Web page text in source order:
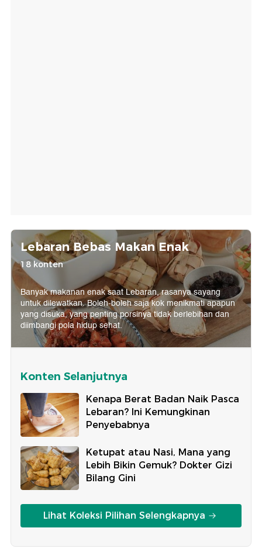
Lebaran Bebas Makan Enak
18 konten
Banyak makanan enak saat Lebaran, rasanya sayang
untuk dilewatkan. Boleh-boleh saja kok menikmati apapun
yang disuka, yang penting porsinya tidak berlebihan dan
diimbangi pola hidup sehat.
Konten Selanjutnya
Kenapa Berat Badan Naik Pasca
Lebaran? Ini Kemungkinan
Penyebabnya
Ketupat atau Nasi, Mana yang
Lebih Bikin Gemuk? Dokter Gizi
Bilang Gini
Lihat Koleksi Pilihan Selengkapnya